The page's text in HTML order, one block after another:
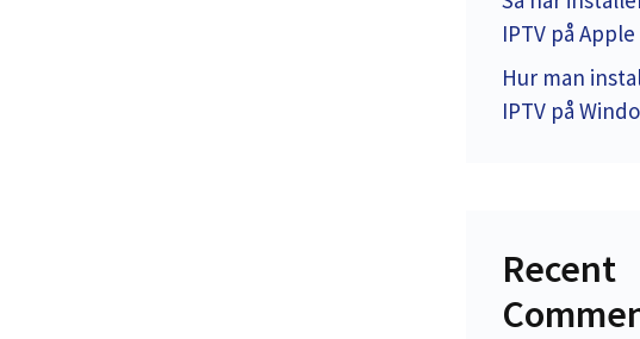
IPTV på Apple
Hur man
IPTV på
Recent